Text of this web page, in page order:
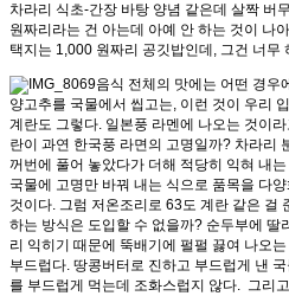
차라리 식초-간장 바탕 양념 같은데 살짝 버
원짜리라는 건 아는데 아예 안 하는 것이 나
택지는 1,000 원짜리 공깃밥인데, 그건 너무
음식 전체의 맛에는 어떤 경우
양고추를 국물에서 씹고는, 이런 것이 우리
계란도 그렇다. 일본풍 라멘에 나오는 것이
란이 과연 한국풍 라면의 고명일까? 차라리
꺼번에 풀어 놓았다가 더해 적당히 익혀 내
국물에 고명만 바꿔 내는 식으로 품목을 다
것이다. 그럼 저온조리로 63도 계란 같은 걸
하는 방식은 도입할 수 없을까? 순두부에 딸
리 익히기 때문에 뚝배기에 펄펄 끓여 나오
부드럽다. 땅콩버터로 진하고 부드럽게 낸
를 부드럽게 먹는데 조화스럽지 않다. 그리